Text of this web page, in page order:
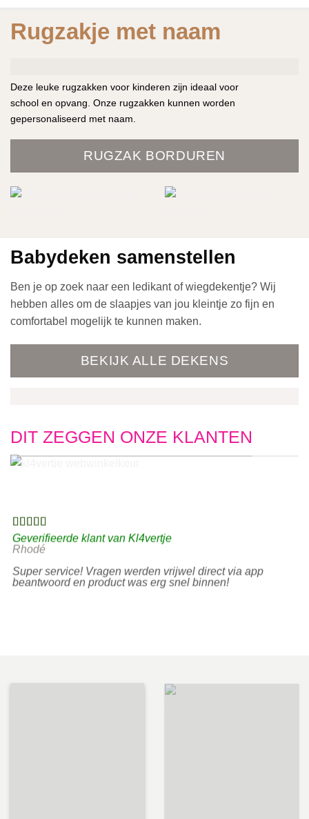
Rugzakje met naam
Deze leuke rugzakken voor kinderen zijn ideaal voor
school en opvang. Onze rugzakken kunnen worden
gepersonaliseerd met naam.
RUGZAK BORDUREN
Babydeken samenstellen
Ben je op zoek naar een ledikant of wiegdekentje? Wij
hebben alles om de slaapjes van jou kleintje zo fijn en
comfortabel mogelijk te kunnen maken.
BEKIJK ALLE DEKENS
DIT ZEGGEN ONZE KLANTEN
Geverifieerde klant van Kl4vertje
Rhodé
Super service! Vragen werden vrijwel direct via app
beantwoord en product was erg snel binnen!